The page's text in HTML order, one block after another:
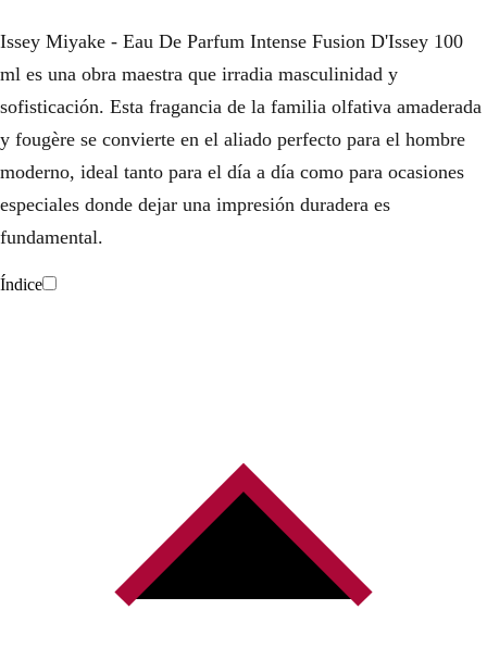
Issey Miyake - Eau De Parfum Intense Fusion D'Issey 100
ml es una obra maestra que irradia masculinidad y
sofisticación. Esta fragancia de la familia olfativa amaderada
y fougère se convierte en el aliado perfecto para el hombre
moderno, ideal tanto para el día a día como para ocasiones
especiales donde dejar una impresión duradera es
fundamental.
Índice